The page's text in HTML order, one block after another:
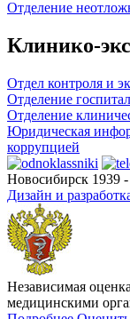
Отделение
Клинико-
Отдел контроля и
Отделение
Отделение
Юридическая
коррупцией
Новосибирск 1939
Дизайн и
Независимая
медицинскими